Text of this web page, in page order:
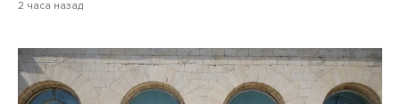
2 часа назад